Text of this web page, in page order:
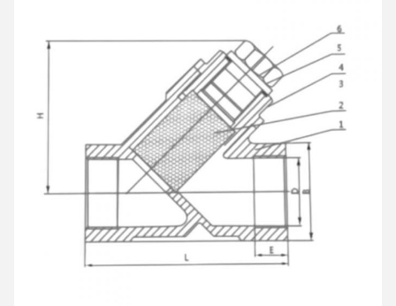
EINREICHUNGEN